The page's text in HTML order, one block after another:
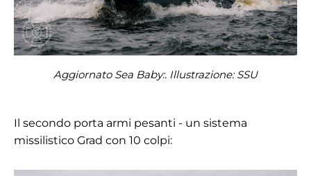
Aggiornato Sea Baby:. Illustrazione:SSU
Il secondo porta armi pesanti - un sistema
missilistico Grad con 10 colpi: